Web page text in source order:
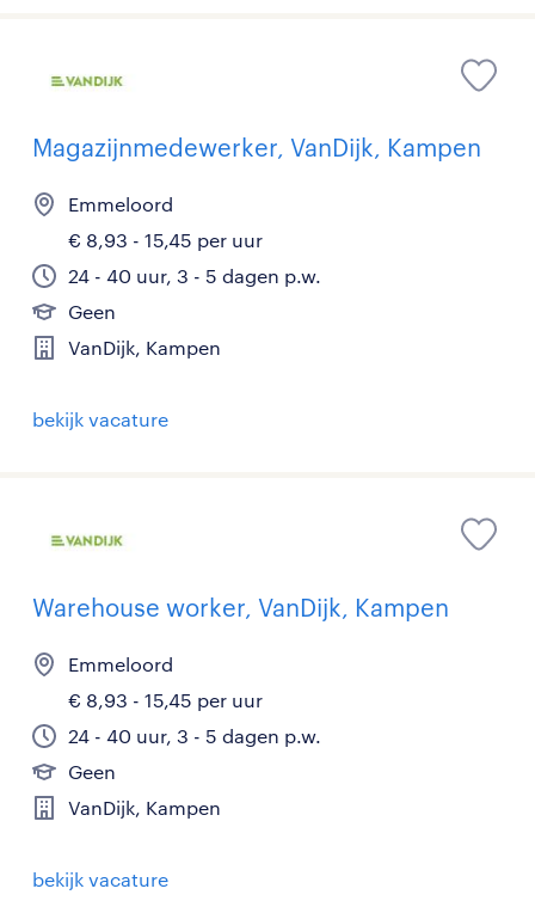
Magazijnmedewerker, VanDijk, Kampen
Emmeloord
€ 8,93 - 15,45 per uur
24 - 40 uur, 3 - 5 dagen p.w.
Geen
VanDijk, Kampen
bekijk vacature
Warehouse worker, VanDijk, Kampen
Emmeloord
€ 8,93 - 15,45 per uur
24 - 40 uur, 3 - 5 dagen p.w.
Geen
VanDijk, Kampen
bekijk vacature